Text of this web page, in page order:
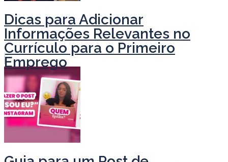
Dicas para Adicionar
Informações Relevantes no
Currículo para o Primeiro
Emprego